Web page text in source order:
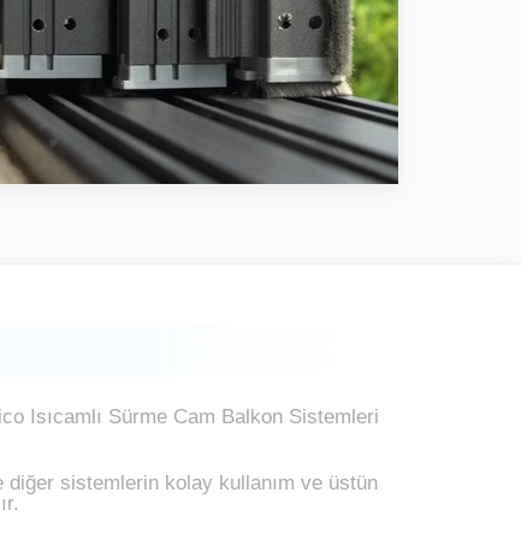
Isıcamlı Sürme Cam Balkon Sistemleri
sistemlerin kolay kullanım ve üstün